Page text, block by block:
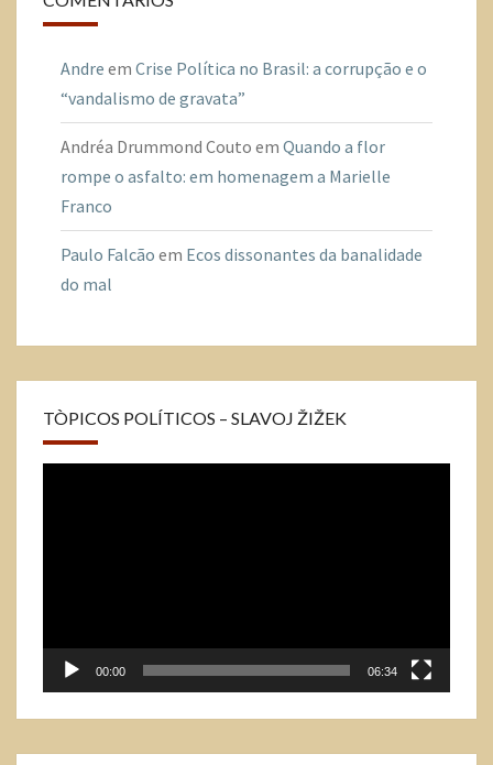
Andre em Crise Política no Brasil: a corrupção e o
“vandalismo de gravata”
Andréa Drummond Couto em Quando a flor
rompe o asfalto: em homenagem a Marielle
Franco
Paulo Falcão em Ecos dissonantes da banalidade
do mal
TÒPICOS POLÍTICOS – SLAVOJ ŽIŽEK
00:00 06:34